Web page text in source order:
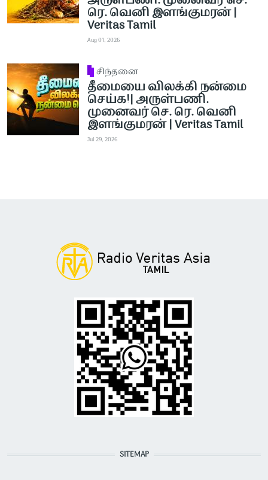
ரெ. வெனி இளங்குமரன் |
Veritas Tamil
Aug 01, 2026
சிந்தனை
தீமையை விலக்கி நன்மை
செய்க!| அருள்பணி.
முனைவர் செ. ரெ. வெனி
இளங்குமரன் | Veritas Tamil
Jul 29, 2026
SITEMAP